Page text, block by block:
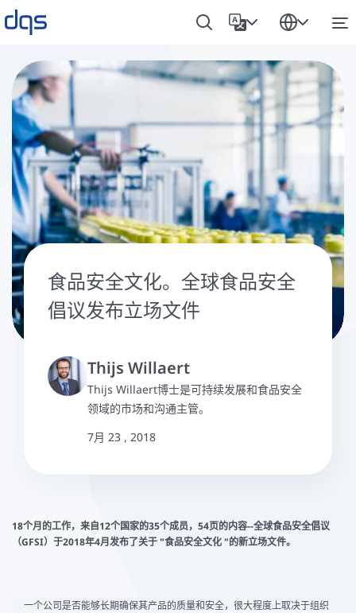
食品安全文化。全球食品安全
倡议发布立场文件
Thijs Willaert
Thijs Willaert博士是可持续发展和食品安全
领域的市场和沟通主管。
7月 23 , 2018
18个月的工作，来自12个国家的35个成员，54页的内容--全球食品安全倡议
（GFSI）于2018年4月发布了关于 "食品安全文化 "的新立场文件。
一个公司是否能够长期确保其产品的质量和安全，很大程度上取决于组织